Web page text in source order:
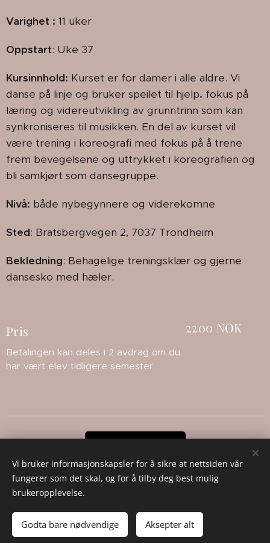
Varighet : 11 uker
Oppstart: Uke 37
Kursinnhold: Kurset er for damer i alle aldre. Vi
danse på linje og bruker speilet til hjelp. fokus på
læring og videreutvikling av grunntrinn som kan
synkroniseres til musikken. En del av kurset vil
være trening i koreografi med fokus på å trene
frem bevegelsene og uttrykket i koreografien og
bli samkjørt som dansegruppe.
Nivå: både nybegynnere og viderekomne
Sted: Bratsbergvegen 2, 7037 Trondheim
Bekledning: Behagelige treningsklær og gjerne
dansesko med hæler.
Pris
Betalingen kan deles i 2 avdrag om du
har vært elev tidligere semester
2200 NOK
© 2023 Natalias Danseskole
Drevet avWebnode Informasjonskapsler
Vi bruker informasjonskapsler for å sikre at nettsiden vår
fungerer som det skal, og for å tilby deg best mulig
brukeropplevelse.
Godta bare nødvendige Aksepter alt